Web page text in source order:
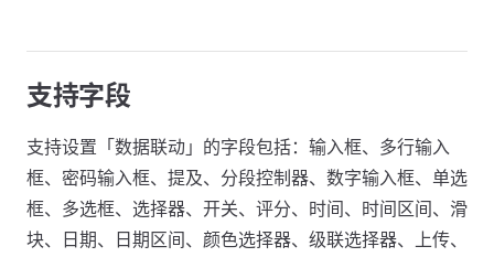
支持字段
支持设置「数据联动」的字段包括：输入框、多行输入
框、密码输入框、提及、分段控制器、数字输入框、单选
框、多选框、选择器、开关、评分、时间、时间区间、滑
块、日期、日期区间、颜色选择器、级联选择器、上传、